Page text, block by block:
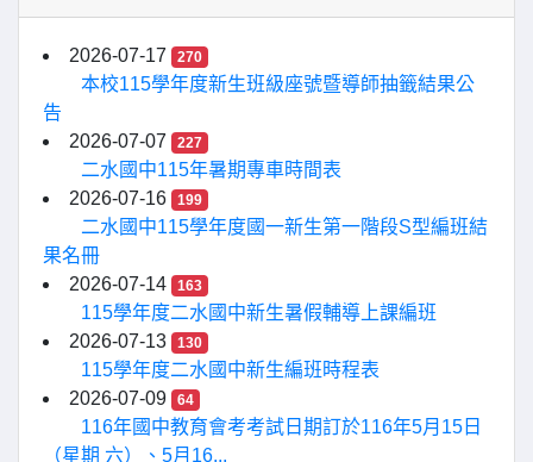
2026-07-17 270
本校115學年度新生班級座號暨導師抽籤結果公
告
2026-07-07
227
二水國中115年暑期專車時間表
2026-07-16
199
二水國中115學年度國一新生第一階段S型編班結
果名冊
2026-07-14
163
115學年度二水國中新生暑假輔導上課編班
2026-07-13
130
115學年度二水國中新生編班時程表
2026-07-09
64
116年國中教育會考考試日期訂於116年5月15日
（星期 六）、5月16...